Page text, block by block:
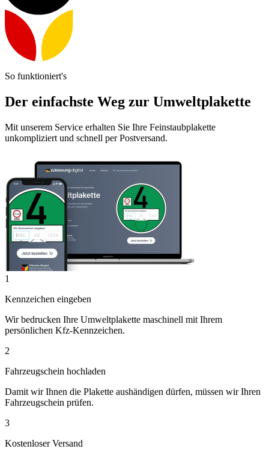
So funktioniert's
Der einfachste Weg zur Umweltplakette
Mit unserem Service erhalten Sie Ihre Feinstaubplakette
unkompliziert und schnell per Postversand.
1
Kennzeichen eingeben
Wir bedrucken Ihre Umweltplakette maschinell mit Ihrem
persönlichen Kfz-Kennzeichen.
2
Fahrzeugschein hochladen
Damit wir Ihnen die Plakette aushändigen dürfen, müssen wir Ihren
Fahrzeugschein prüfen.
3
Kostenloser Versand